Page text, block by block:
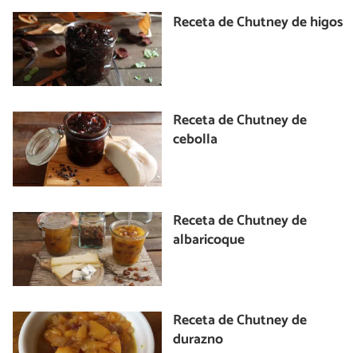
Receta de Chutney de higos
Receta de Chutney de
cebolla
Receta de Chutney de
albaricoque
Receta de Chutney de
durazno